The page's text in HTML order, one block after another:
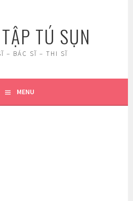
TÚ SỤN
– BÁC SĨ – THI SĨ
MENU